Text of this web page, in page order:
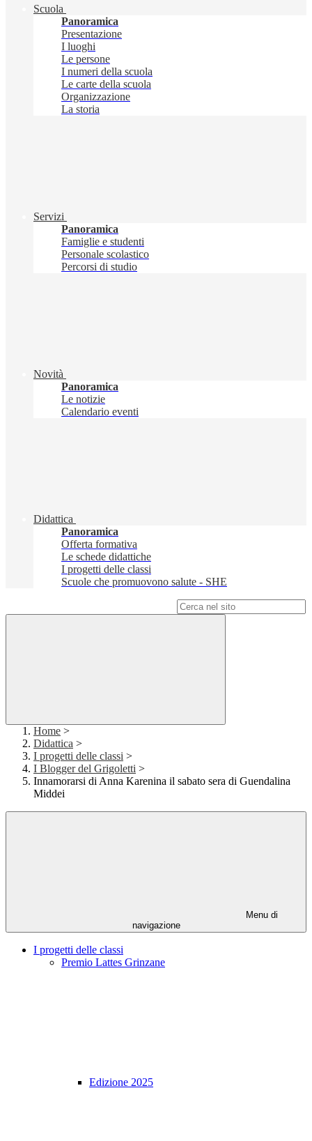
Scuola
Panoramica
Presentazione
I luoghi
Le persone
I numeri della scuola
Le carte della scuola
Organizzazione
La storia
Servizi
Panoramica
Famiglie e studenti
Personale scolastico
Percorsi di studio
Novità
Panoramica
Le notizie
Calendario eventi
Didattica
Panoramica
Offerta formativa
Le schede didattiche
I progetti delle classi
Scuole che promuovono salute - SHE
Home >
Didattica >
I progetti delle classi >
I Blogger del Grigoletti >
Innamorarsi di Anna Karenina il sabato sera di Guendalina
Middei
Menu di
navigazione
I progetti delle classi
Premio Lattes Grinzane
Edizione 2025